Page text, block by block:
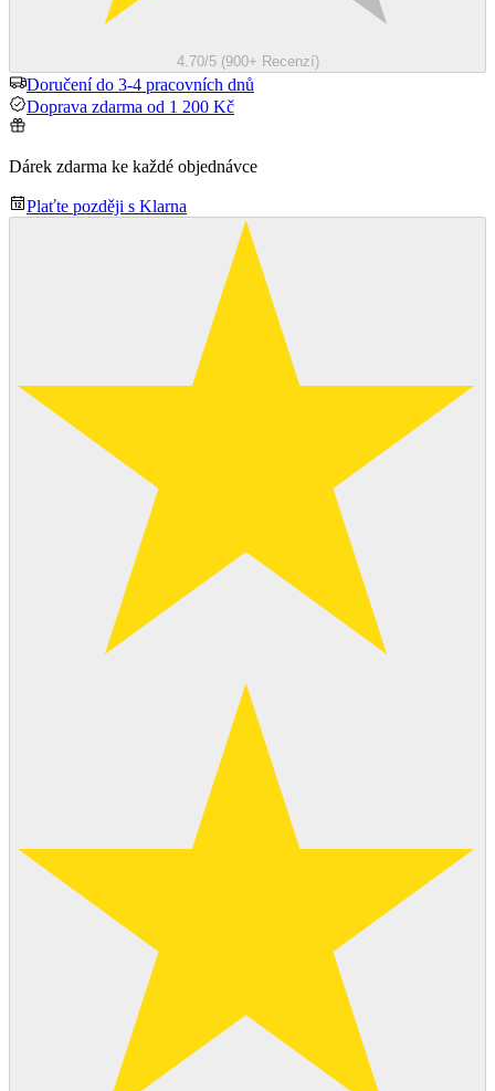
4.70/5 (900+ Recenzí)
Doručení do 3-4 pracovních dnů
Doprava zdarma od 1 200 Kč
Dárek zdarma ke každé objednávce
Plaťte později s Klarna